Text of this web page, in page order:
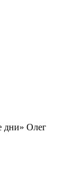
дни» Олег